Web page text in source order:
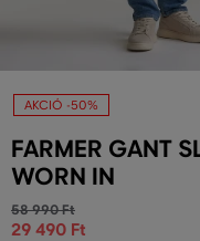
AKCIÓ -50%
FARMER GANT
WORN IN
58 990 Ft
29 490 Ft